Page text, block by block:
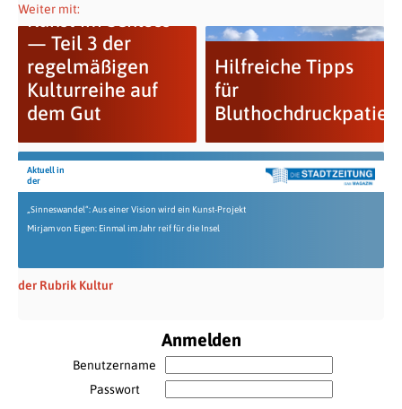
Weiter mit:
Kunst im Schloss
— Teil 3 der
regelmäßigen
Kulturreihe auf
dem Gut
Hilfreiche Tipps
für
Aktuell in
der
„Sinneswandel“: Aus einer Vision wird ein Kunst-Projekt
Mirjam von Eigen: Einmal im Jahr reif für die Insel
der Rubrik Kultur
Anmelden
Benutzername
Passwort